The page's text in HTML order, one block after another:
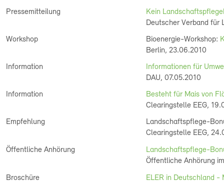
Pressemitteilung
Kein
Deutscher Verband für
Workshop Bioenergie-Workshop:
Berlin, 23.06.2010
Information
Informationen für
DAU, 07.05.2010
Information
Besteht für Mais von
Clearingstelle EEG,
Empfehlung
Landschaftspflege-
Clearingstelle EEG,
Öffentliche Anhörung
Landschaftspflege-
Öffentliche Anhörung
Broschüre ELER in Deutschland -